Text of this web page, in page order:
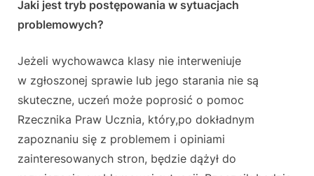
Jaki jest tryb postępowania w sytuacjach
problemowych?
Jeżeli wychowawca klasy nie interweniuje
w zgłoszonej sprawie lub jego starania nie są
skuteczne, uczeń może poprosić o pomoc
Rzecznika Praw Ucznia, który,po dokładnym
zapoznaniu się z problemem i opiniami
zainteresowanych stron, będzie dążył do